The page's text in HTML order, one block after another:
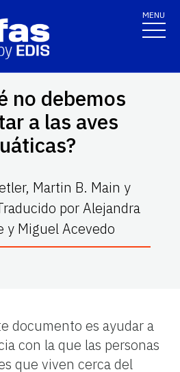
MENU
no debemos
a las aves
Martin B. Main y
por Alejandra
y Miguel Acevedo
documento es ayudar a
con la que las personas
que viven cerca del